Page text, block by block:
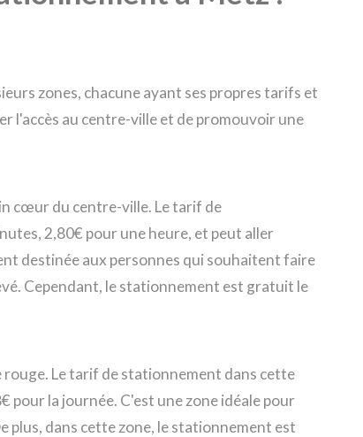
zones, chacune ayant ses propres tarifs et
l'accès au centre-ville et de promouvoir une
cœur du centre-ville. Le tarif de
2,80€ pour une heure, et peut aller
destinée aux personnes qui souhaitent faire
Cependant, le stationnement est gratuit le
rouge. Le tarif de stationnement dans cette
pour la journée. C'est une zone idéale pour
plus, dans cette zone, le stationnement est